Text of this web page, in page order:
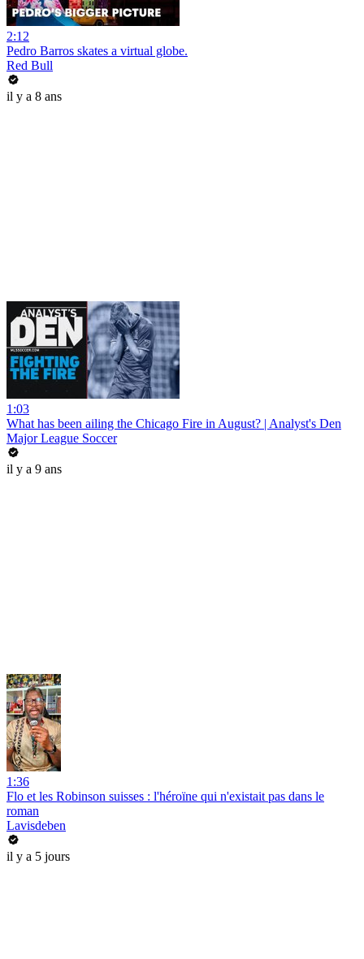
2:12
Pedro Barros skates a virtual globe.
Red Bull
il y a 8 ans
1:03
What has been ailing the Chicago Fire in August? | Analyst's Den
Major League Soccer
il y a 9 ans
1:36
Flo et les Robinson suisses : l'héroïne qui n'existait pas dans le
roman
Lavisdeben
il y a 5 jours